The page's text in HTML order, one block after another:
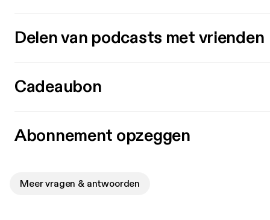
Delen van podcasts met vrienden
Cadeaubon
Abonnement opzeggen
Meer vragen & antwoorden